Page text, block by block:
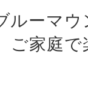
ルーマウ
ご家庭で